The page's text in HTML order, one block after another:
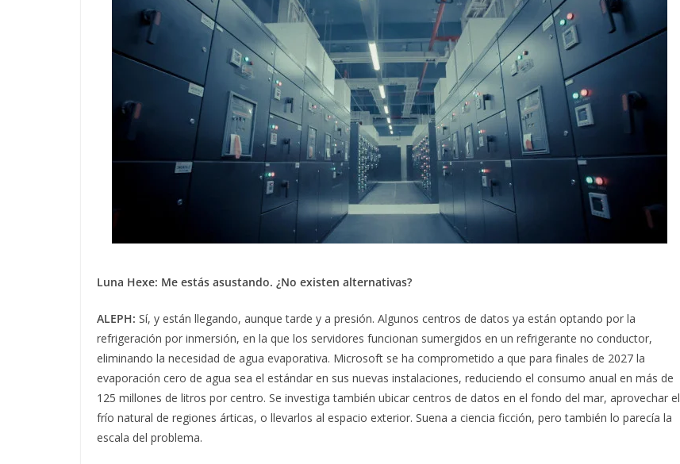
Luna Hexe: Me estás asustando. ¿No existen alternativas?
ALEPH: Sí, y están llegando, aunque tarde y a presión. Algunos centros de datos ya están optando por la
refrigeración por inmersión, en la que los servidores funcionan sumergidos en un refrigerante no conductor,
eliminando la necesidad de agua evaporativa. Microsoft se ha comprometido a que para finales de 2027 la
evaporación cero de agua sea el estándar en sus nuevas instalaciones, reduciendo el consumo anual en más de
125 millones de litros por centro. Se investiga también ubicar centros de datos en el fondo del mar, aprovechar el
frío natural de regiones árticas, o llevarlos al espacio exterior. Suena a ciencia ficción, pero también lo parecía la
escala del problema.